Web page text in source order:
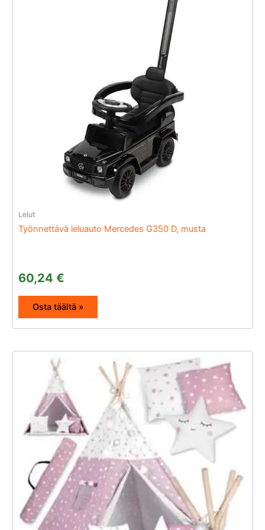
Lelut
Työnnettävä leluauto Mercedes G350 D, musta
60,24 €
Osta täältä »